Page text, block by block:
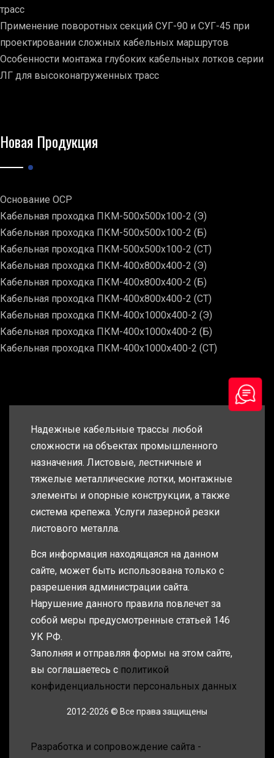
трасс
Применение поворотных секций СУГ-90 и СУГ-45 при
проектировании сложных кабельных маршрутов
Особенности монтажа глубоких кабельных лотков серии
ЛГ для высоконагруженных трасс
Новая Продукция
Основание ОСР
Кабельная проходка ПКМ-500х500х100-2 (Э)
Кабельная проходка ПКМ-500х500х100-2 (Б)
Кабельная проходка ПКМ-500х500х100-2 (СТ)
Кабельная проходка ПКМ-400х800х400-2 (Э)
Кабельная проходка ПКМ-400х800х400-2 (Б)
Кабельная проходка ПКМ-400х800х400-2 (СТ)
Кабельная проходка ПКМ-400х1000х400-2 (Э)
Кабельная проходка ПКМ-400х1000х400-2 (Б)
Кабельная проходка ПКМ-400х1000х400-2 (СТ)
Надежные кабельные трассы любой
сложности на объектах промышленного
назначения. Листовые, лестничные и
тяжелые металлические лотки, монтажные
элементы и опорные конструкции, а также
система крепежа. Услуги лазерной резки
листового металла.
Вся информация находящаяся на данном
сайте, может быть использована только с
разрешения администрации сайта.
Нарушение данного правила повлечет за
собой меры предусмотренные статьей 146
УК РФ.
Заполняя и отправляя формы на этом сайте,
вы соглашаетесь с политикой
конфиденциальности персональных данных
2012-2026 © Все права защищены
Разработка и сопровождение сайта -